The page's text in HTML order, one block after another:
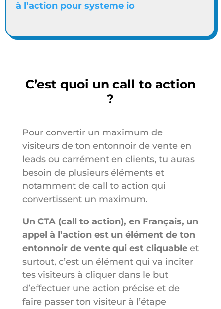
à l’action pour systeme io
C’est quoi un call to action
?
Pour convertir un maximum de
visiteurs de ton entonnoir de vente en
leads ou carrément en clients, tu auras
besoin de plusieurs éléments et
notamment de call to action qui
convertissent un maximum.
Un CTA (call to action), en Français, un
appel à l’action est un élément de ton
entonnoir de vente qui est cliquableet
surtout, c’est un élément qui va inciter
tes visiteurs à cliquer dans le but
d’effectuer une action précise et de
faire passer ton visiteur à l’étape